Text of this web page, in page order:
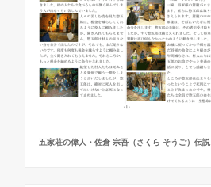
五家荘の偉人・佐倉 宗吾（さくら そうご）伝説